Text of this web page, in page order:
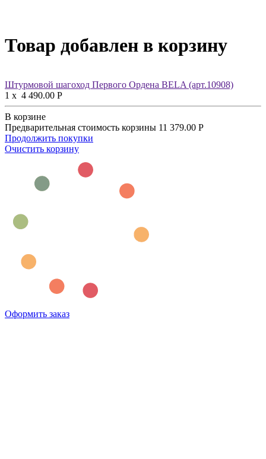
Товар добавлен в корзину
Штурмовой шагоход Первого Ордена BELA (арт.10908)
1 x 4 490.00 Р
В корзине
Предварительная стоимость корзины 11 379.00 Р
Продолжить покупки
Очистить корзину
Оформить заказ